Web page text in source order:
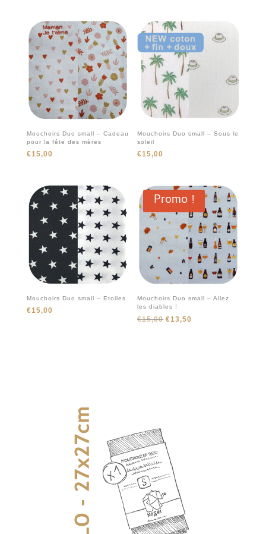
Mouchoirs Duo small – Cadeau
pour la fête des mères
€15,00
Mouchoirs Duo small – Sous le
soleil
€15,00
Mouchoirs Duo small – Etoiles
€15,00
Promo !
Mouchoirs Duo small – Allez
les diables !
€15,00 Le
€13,50